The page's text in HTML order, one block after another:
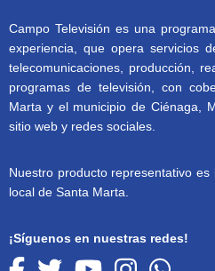
Campo Televisión es una
experiencia, que opera servicios
telecomunicaciones, producción,
programas de televisión, con
Marta y el municipio de Ciénaga,
sitio web y redes sociales.
Nuestro producto representativo es
local de Santa Marta.
¡Síguenos en nuestras redes!